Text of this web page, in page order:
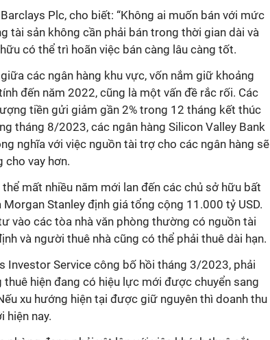
Plc, cho biết: “Không ai muốn bán với mức
tài sản không cần phải bán trong thời gian dài và
có thể trì hoãn việc bán càng lâu càng tốt.
các ngân hàng khu vực, vốn nắm giữ khoảng
đến năm 2022, cũng là một vấn đề rắc rối. Các
tiền gửi giảm gần 2% trong 12 tháng kết thúc
tháng 8/2023, các ngân hàng Silicon Valley Bank
nghĩa với việc nguồn tài trợ cho các ngân hàng sẽ
cho vay hơn.
mất nhiều năm mới lan đến các chủ sở hữu bất
Stanley định giá tổng cộng 11.000 tỷ USD.
vào các tòa nhà văn phòng thường có nguồn tài
và người thuê nhà cũng có thể phải thuê dài hạn.
Investor Service công bố hồi tháng 3/2023, phải
hiện đang có hiệu lực mới được chuyển sang
xu hướng hiện tại được giữ nguyên thì doanh thu
hiện nay.